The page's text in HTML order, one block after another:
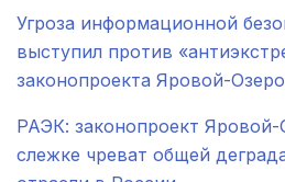
Угроза информационной
выступил против
законопроекта Яровой-
РАЭК: законопроект Яровой-
слежке чреват общей